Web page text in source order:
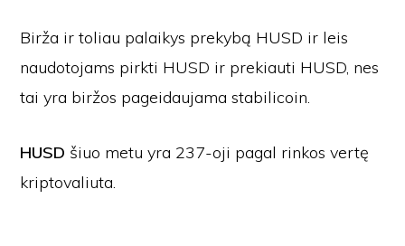
Birža ir toliau palaikys prekybą HUSD ir leis
naudotojams pirkti HUSD ir prekiauti HUSD, nes
tai yra biržos pageidaujama stabilicoin.
HUSD šiuo metu yra 237-oji pagal rinkos vertę
kriptovaliuta.